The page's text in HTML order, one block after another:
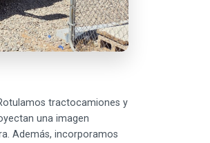
tractocamiones y
una imagen
Además, incorporamos